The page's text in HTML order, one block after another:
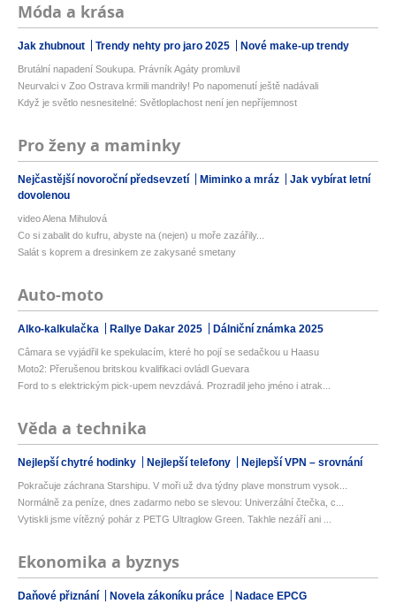
Móda a krása
Jak zhubnout Trendy nehty pro jaro 2025 Nové make-up trendy
Brutální napadení Soukupa. Právník Agáty promluvil
Neurvalci v Zoo Ostrava krmili mandrily! Po napomenutí ještě nadávali
Když je světlo nesnesitelné: Světloplachost není jen nepříjemnost
Pro ženy a maminky
Nejčastější novoroční předsevzetí Miminko a mráz
Jak vybírat letní
dovolenou
video Alena Mihulová
Co si zabalit do kufru, abyste na (nejen) u moře zazářily...
Salát s koprem a dresinkem ze zakysané smetany
Auto-moto
Alko-kalkulačka Rallye Dakar 2025 Dálniční známka 2025
Câmara se vyjádřil ke spekulacím, které ho pojí se sedačkou u Haasu
Moto2: Přerušenou britskou kvalifikaci ovládl Guevara
Ford to s elektrickým pick-upem nevzdává. Prozradil jeho jméno i atrak...
Věda a technika
Nejlepší chytré hodinky Nejlepší telefony Nejlepší VPN – srovnání
Pokračuje záchrana Starshipu. V moři už dva týdny plave monstrum vysok...
Normálně za peníze, dnes zadarmo nebo se slevou: Univerzální čtečka, c...
Vytiskli jsme vítězný pohár z PETG Ultraglow Green. Takhle nezáří ani ...
Ekonomika a byznys
Daňové přiznání Novela zákoníku práce Nadace EPCG